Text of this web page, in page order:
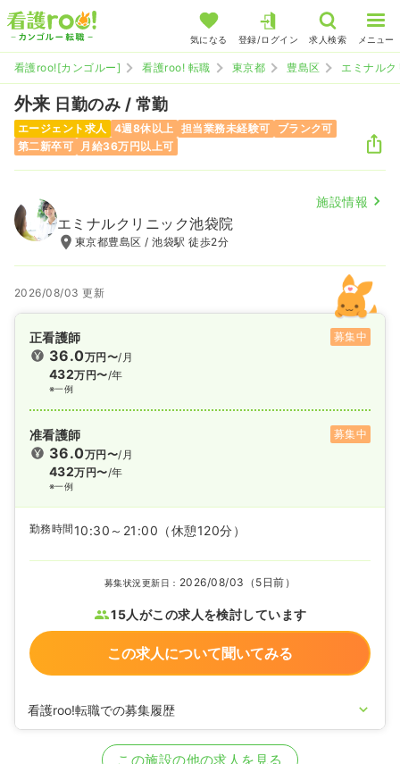
気になる 登録/ログイン 求人検索 メニュー
看護roo![カンゴルー] 看護roo! 転職 東京都 豊島区 エミナル
外来 日勤のみ / 常勤
エージェント求人 4週8休以上 担当業務未経験可
ブランク可
第二新卒可
月給36万円以上可
施設情報
エミナルクリニック池袋院
東京都豊島区 / 池袋駅 徒歩2分
2026/08/03 更新
正看護師 募集中
36.0万円〜/月
432万円〜/年
※一例
准看護師 募集中
36.0万円〜/月
432万円〜/年
※一例
勤務時間 10:30～21:00 （休憩120分）
募集状況更新日： 2026/08/03（5日前）
15人がこの求人を検討しています
この求人について聞いてみる
看護roo!転職での募集履歴
正・准看護師の募集を休止
この施設の他の求人を見る